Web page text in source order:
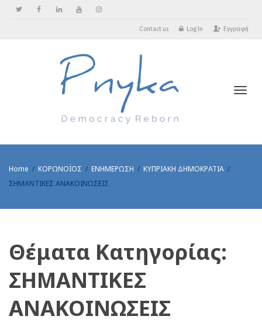
Contact us Log In Εγγραφή
Home ΚΟΡΩΝΟΪΟΣ ΕΝΗΜΕΡΩΣΗ
ΚΥΠΡΙΑΚΗ ΔΗΜΟΚΡΑΤΙΑ
ΣΗΜΑΝΤΙΚΕΣ ΑΝΑΚΟΙΝΩΣΕΙΣ
Θέματα Κατηγορίας:
ΣΗΜΑΝΤΙΚΕΣ
ΑΝΑΚΟΙΝΩΣΕΙΣ